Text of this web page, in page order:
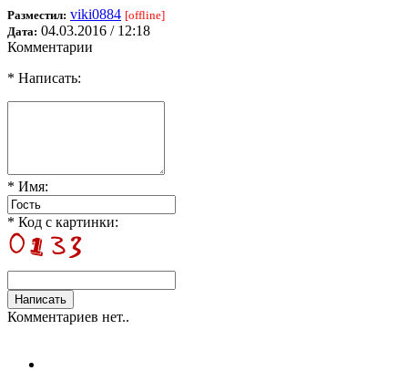
Разместил: viki0884 [offline]
Дата: 04.03.2016 / 12:18
Комментарии
* Написать:
* Имя:
* Код с картинки:
Комментариев нет..